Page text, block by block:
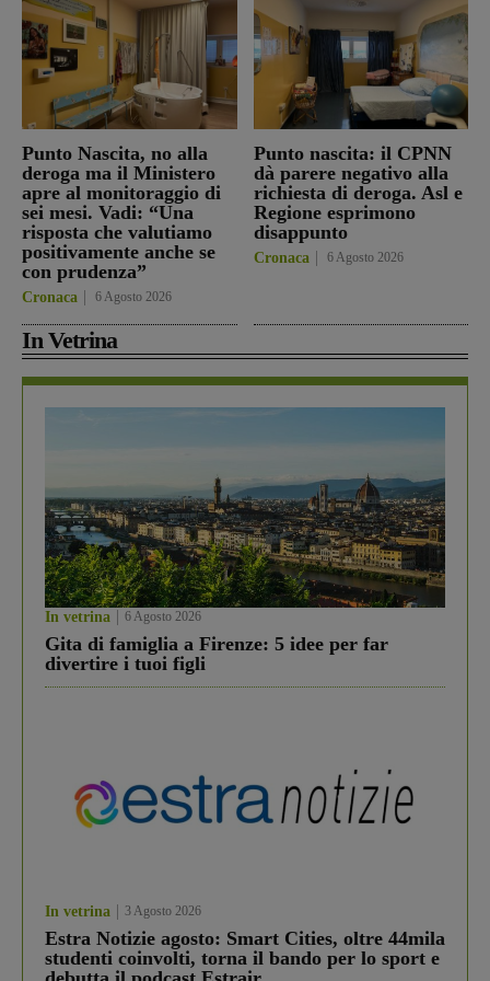
Punto Nascita, no alla
deroga ma il Ministero
apre al monitoraggio di
sei mesi. Vadi: “Una
risposta che valutiamo
positivamente anche se
con prudenza”
Cronaca 6 Agosto 2026
Punto nascita: il CPNN
dà parere negativo alla
richiesta di deroga. Asl e
Regione esprimono
disappunto
Cronaca 6 Agosto 2026
In Vetrina
In vetrina 6 Agosto 2026
Gita di famiglia a Firenze: 5 idee per far
divertire i tuoi figli
In vetrina 3 Agosto 2026
Estra Notizie agosto: Smart Cities, oltre 44mila
studenti coinvolti, torna il bando per lo sport e